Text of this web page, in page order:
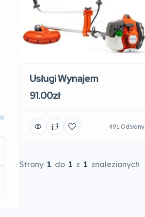
Usługi Wynajem
91.00zł
491 Odsłony
Strony 1 do 1 z 1 znalezionych